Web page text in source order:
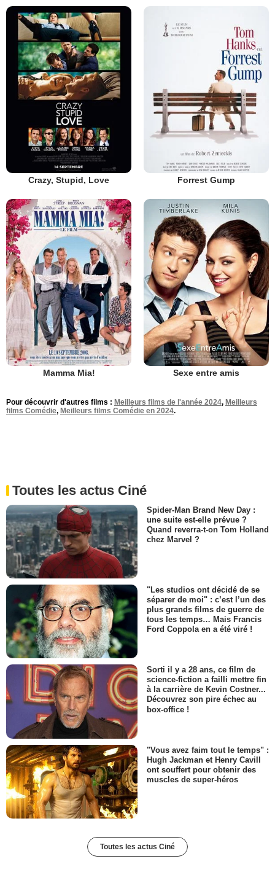
Crazy, Stupid, Love Forrest Gump
Mamma Mia! Sexe entre amis
Pour découvrir d'autres films : Meilleurs films de l'année 2024, Meilleurs
films Comédie, Meilleurs films Comédie en 2024.
Toutes les actus Ciné
Spider-Man Brand New Day :
une suite est-elle prévue ?
Quand reverra-t-on Tom Holland
chez Marvel ?
"Les studios ont décidé de se
séparer de moi" : c’est l’un des
plus grands films de guerre de
tous les temps… Mais Francis
Ford Coppola en a été viré !
Sorti il y a 28 ans, ce film de
science-fiction a failli mettre fin
à la carrière de Kevin Costner...
Découvrez son pire échec au
box-office !
"Vous avez faim tout le temps" :
Hugh Jackman et Henry Cavill
ont souffert pour obtenir des
muscles de super-héros
Toutes les actus Ciné